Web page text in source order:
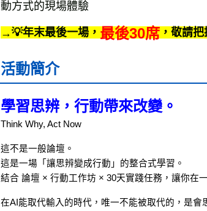
動方式的現場體驗
→💡年末最後一場， 最後30席 ，敬請把
活動簡介
學習思辨，行動帶來改變。
Think Why, Act Now
這不是一般論壇。
這是一場「讓思辨變成行動」的整合式學習。
結合 論壇 × 行動工作坊 × 30天實踐任務，讓你
在AI能取代輸入的時代，唯一不能被取代的，是會